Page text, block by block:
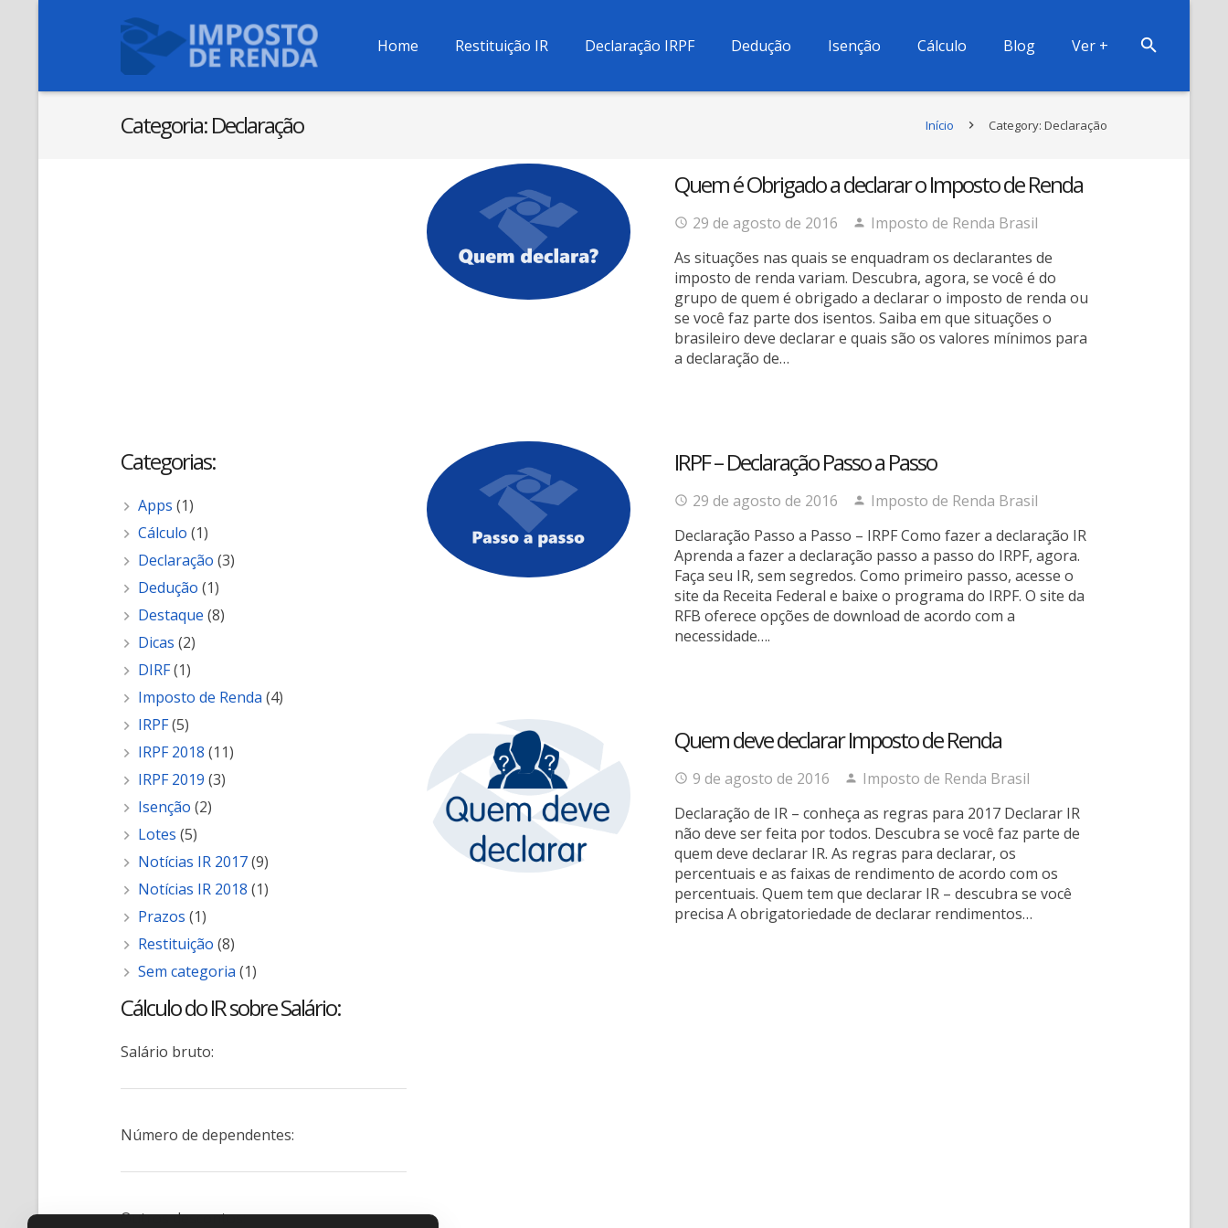
Home Restituição IR Declaração IRPF Dedução Isenção Cálculo Blog Ver +
Categoria:Declaração Início Category: Declaração
Quem é Obrigado a declarar o Imposto de Renda
29 de agosto de 2016
Imposto de Renda Brasil
As situações nas quais se enquadram os declarantes de
imposto de renda variam. Descubra, agora, se você é do
grupo de quem é obrigado a declarar o imposto de renda ou
se você faz parte dos isentos. Saiba em que situações o
brasileiro deve declarar e quais são os valores mínimos para
a declaração de…
IRPF – Declaração Passo a Passo
29 de agosto de 2016
Imposto de Renda Brasil
Declaração Passo a Passo – IRPF Como fazer a declaração IR
Aprenda a fazer a declaração passo a passo do IRPF, agora.
Faça seu IR, sem segredos. Como primeiro passo, acesse o
site da Receita Federal e baixe o programa do IRPF. O site da
RFB oferece opções de download de acordo com a
necessidade….
Quem deve declarar Imposto de Renda
9 de agosto de 2016
Imposto de Renda Brasil
Declaração de IR – conheça as regras para 2017 Declarar IR
não deve ser feita por todos. Descubra se você faz parte de
quem deve declarar IR. As regras para declarar, os
percentuais e as faixas de rendimento de acordo com os
percentuais. Quem tem que declarar IR – descubra se você
precisa A obrigatoriedade de declarar rendimentos…
Categorias:
Apps (1)
Cálculo (1)
Declaração (3)
Dedução (1)
Destaque (8)
Dicas (2)
DIRF(1)
Imposto de Renda (4)
IRPF(5)
IRPF 2018 (11)
IRPF 2019 (3)
Isenção (2)
Lotes (5)
Notícias IR 2017(9)
Notícias IR 2018 (1)
Prazos (1)
Restituição (8)
Sem categoria (1)
Cálculo do IR sobre Salário:
Salário bruto:
Número de dependentes:
Outros descontos: